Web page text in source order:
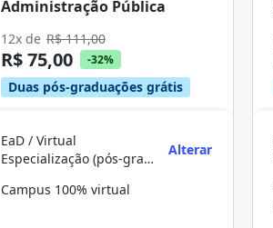
Administração Pública
12x de R$ 111,00
R$ 75,00 -32%
Duas pós-graduações grátis
EaD / Virtual
Especialização (pós-graduação)
Alterar
Campus 100% virtual